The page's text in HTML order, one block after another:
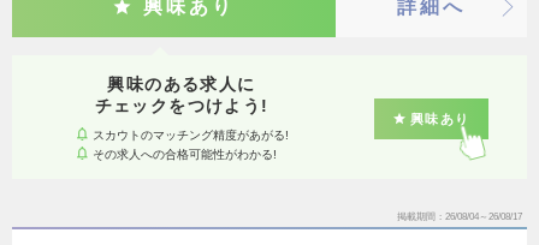
興味あり 詳細へ
興味のある求人に
チェックをつけよう!
スカウトのマッチング精度があがる!
その求人への合格可能性がわかる!
興味あり
掲載期間 26/08/04～26/08/17